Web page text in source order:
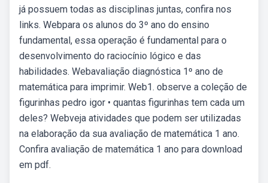
já possuem todas as disciplinas juntas, confira nos
links. Webpara os alunos do 3º ano do ensino
fundamental, essa operação é fundamental para o
desenvolvimento do raciocínio lógico e das
habilidades. Webavaliação diagnóstica 1º ano de
matemática para imprimir. Web1. observe a coleção de
figurinhas pedro igor • quantas figurinhas tem cada um
deles? Webveja atividades que podem ser utilizadas
na elaboração da sua avaliação de matemática 1 ano.
Confira avaliação de matemática 1 ano para download
em pdf.